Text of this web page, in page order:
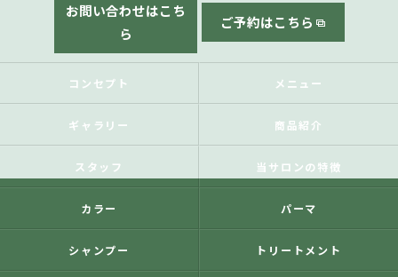
お問い合わせはこち
ら
ご予約はこちら
コンセプト メニュー
ギャラリー 商品紹介
スタッフ 当サロンの特徴
カラー パーマ
シャンプー トリートメント